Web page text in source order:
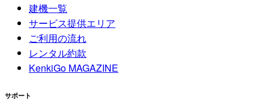
建機一覧
サービス提供エリア
ご利用の流れ
レンタル約款
KenkiGo MAGAZINE
サポート